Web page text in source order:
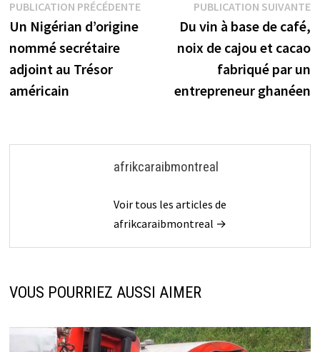
Navigation
de
l’article
PUBLICATION PRÉCÉDENTEPublication
précédente :
Un Nigérian d’origine
nommé secrétaire
adjoint au Trésor
américain
PUBLICATION SUIVANTE
Du vin à base de café,
noix de cajou et cacao
fabriqué par un
entrepreneur ghanéen
afrikcaraibmontreal
Voir tous les articles de
afrikcaraibmontreal →
VOUS POURRIEZ AUSSI AIMER